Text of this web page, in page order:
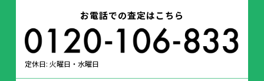
お電話での査定はこちら
定休日: 火曜日・水曜日